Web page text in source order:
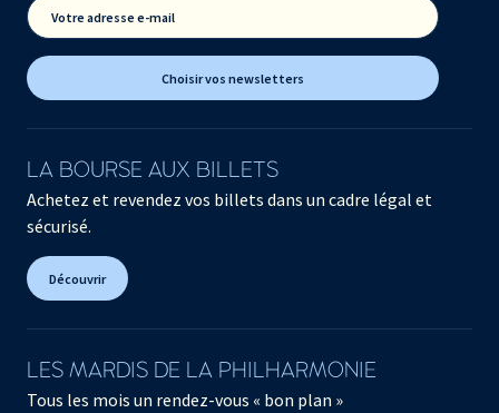
Votre adresse e-mail
Choisir vos newsletters
LA BOURSE AUX BILLETS
Achetez et revendez vos billets dans un cadre légal et
sécurisé.
Découvrir
LES MARDIS DE LA PHILHARMONIE
Tous les mois un rendez-vous « bon plan »